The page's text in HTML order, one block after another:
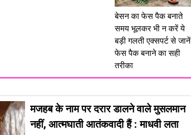
बेसन का फेस पैक बनाते
समय भूलकर भी न करें ये
बड़ी गलती एक्सपर्ट से जानें
फेस पैक बनाने का सही
तरीका
मजहब के नाम पर दरार डालने वाले मुसलमान
नहीं, आत्मघाती आतंकवादी हैं : माधवी लता